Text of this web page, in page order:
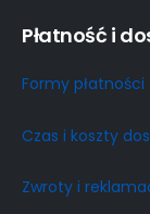
Płatność i
Formy płatności
Czas i koszty
Zwroty i